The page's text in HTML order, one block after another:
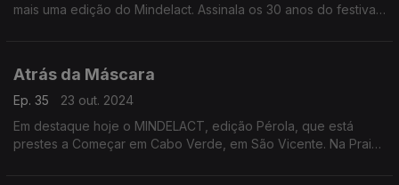
mais uma edição do Mindelact. Assinala os 30 anos do festival.
Atrás da Máscara
Ep. 35
23 out. 2024
Em destaque hoje o MINDELACT, edição Pérola, que está
prestes a Começar em Cabo Verde, em São Vicente. Na Praia,